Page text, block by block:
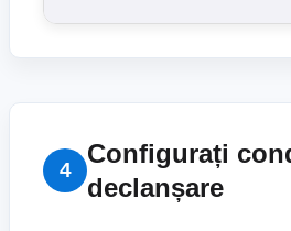
4
Configurați
declanșare